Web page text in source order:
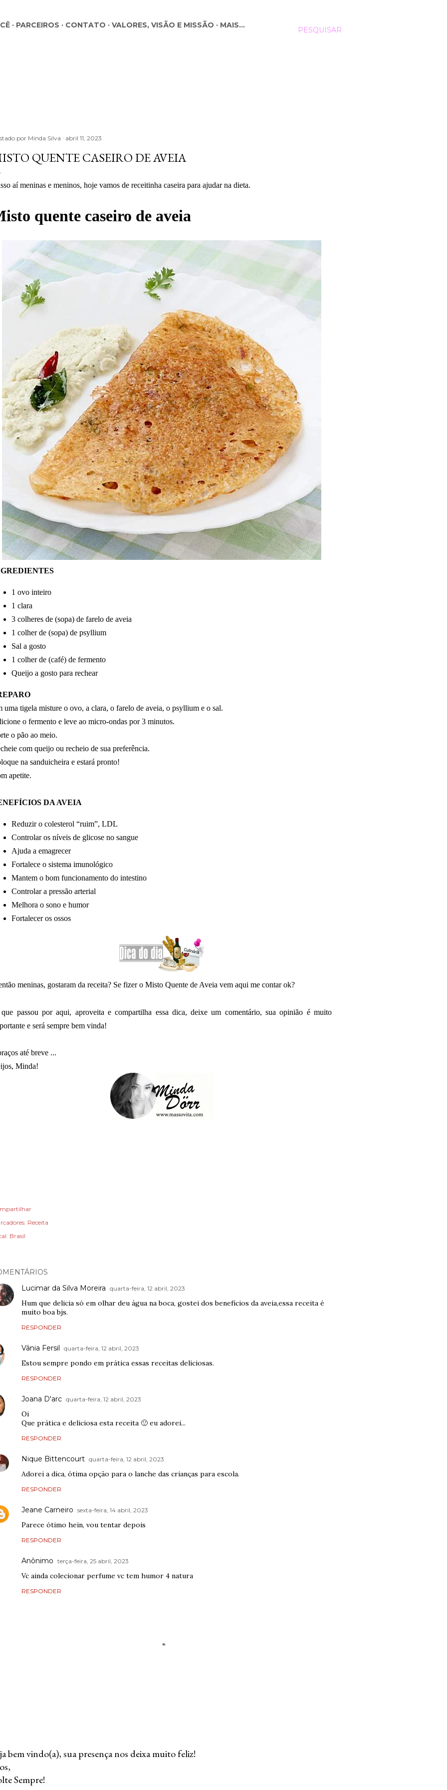
PESQUISAR
PARCEIROS CONTATO VALORES, VISÃO E MISSÃO MAIS…
por Minda Silva abril 11, 2023
QUENTE CASEIRO DE AVEIA
aí meninas e meninos, hoje vamos de receitinha caseira para ajudar na dieta.
quente caseiro de aveia
1 ovo inteiro
1 clara
3 colheres de (sopa) de farelo de aveia
1 colher de (sopa) de psyllium
Sal a gosto
1 colher de (café) de fermento
Queijo a gosto para rechear
uma tigela misture o ovo, a clara, o farelo de aveia, o psyllium e o sal.
o fermento e leve ao micro-ondas por 3 minutos.
o pão ao meio.
com queijo ou recheio de sua preferência.
na sanduicheira e estará pronto!
apetite.
DA AVEIA
Reduzir o colesterol “ruim”, LDL
Controlar os níveis de glicose no sangue
Ajuda a emagrecer
Fortalece o sistema imunológico
Mantem o bom funcionamento do intestino
Controlar a pressão arterial
Melhora o sono e humor
Fortalecer os ossos
meninas, gostaram da receita? Se fizer o Misto Quente de Aveia vem aqui me contar ok?
que passou por aqui, aproveita e compartilha essa dica, deixe um comentário, sua opinião é muito
e será sempre bem vinda!
até breve ...
Minda!
Receita
Brasil
Lucimar da Silva Moreira quarta-feira, 12 abril, 2023
Hum que delicia só em olhar deu água na boca, gostei dos benefícios da aveia,essa receita é
muito boa bjs.
RESPONDER
Vânia Fersil quarta-feira, 12 abril, 2023
Estou sempre pondo em prática essas receitas deliciosas.
RESPONDER
Joana D'arc quarta-feira, 12 abril, 2023
Oi
Que prática e deliciosa esta receita 🙂 eu adorei...
RESPONDER
Nique Bittencourt quarta-feira, 12 abril, 2023
Adorei a dica, ótima opção para o lanche das crianças para escola.
RESPONDER
Jeane Carneiro sexta-feira, 14 abril, 2023
Parece ótimo hein, vou tentar depois
RESPONDER
Anônimo terça-feira, 25 abril, 2023
Vc ainda colecionar perfume vc tem humor 4 natura
RESPONDER
bem vindo(a), sua presença nos deixa muito feliz!
Sempre!